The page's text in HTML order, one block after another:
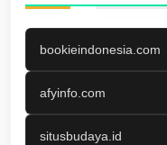
bookieindonesia.com
afyinfo.com
situsbudaya.id